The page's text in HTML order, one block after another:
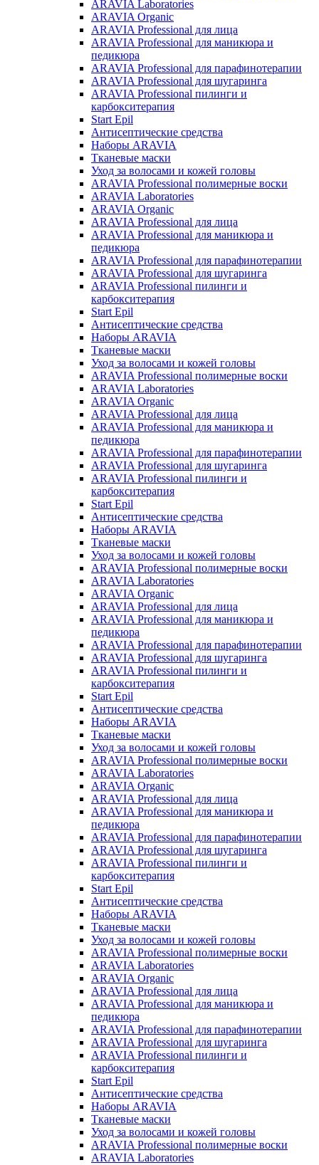
ARAVIA Laboratories
ARAVIA Organic
ARAVIA Professional для лица
ARAVIA Professional для маникюра и
педикюра
ARAVIA Professional для парафинотерапии
ARAVIA Professional для шугаринга
ARAVIA Professional пилинги и
карбокситерапия
Start Epil
Антисептические средства
Наборы ARAVIA
Тканевые маски
Уход за волосами и кожей головы
ARAVIA Professional полимерные воски
ARAVIA Laboratories
ARAVIA Organic
ARAVIA Professional для лица
ARAVIA Professional для маникюра и
педикюра
ARAVIA Professional для парафинотерапии
ARAVIA Professional для шугаринга
ARAVIA Professional пилинги и
карбокситерапия
Start Epil
Антисептические средства
Наборы ARAVIA
Тканевые маски
Уход за волосами и кожей головы
ARAVIA Professional полимерные воски
ARAVIA Laboratories
ARAVIA Organic
ARAVIA Professional для лица
ARAVIA Professional для маникюра и
педикюра
ARAVIA Professional для парафинотерапии
ARAVIA Professional для шугаринга
ARAVIA Professional пилинги и
карбокситерапия
Start Epil
Антисептические средства
Наборы ARAVIA
Тканевые маски
Уход за волосами и кожей головы
ARAVIA Professional полимерные воски
ARAVIA Laboratories
ARAVIA Organic
ARAVIA Professional для лица
ARAVIA Professional для маникюра и
педикюра
ARAVIA Professional для парафинотерапии
ARAVIA Professional для шугаринга
ARAVIA Professional пилинги и
карбокситерапия
Start Epil
Антисептические средства
Наборы ARAVIA
Тканевые маски
Уход за волосами и кожей головы
ARAVIA Professional полимерные воски
ARAVIA Laboratories
ARAVIA Organic
ARAVIA Professional для лица
ARAVIA Professional для маникюра и
педикюра
ARAVIA Professional для парафинотерапии
ARAVIA Professional для шугаринга
ARAVIA Professional пилинги и
карбокситерапия
Start Epil
Антисептические средства
Наборы ARAVIA
Тканевые маски
Уход за волосами и кожей головы
ARAVIA Professional полимерные воски
ARAVIA Laboratories
ARAVIA Organic
ARAVIA Professional для лица
ARAVIA Professional для маникюра и
педикюра
ARAVIA Professional для парафинотерапии
ARAVIA Professional для шугаринга
ARAVIA Professional пилинги и
карбокситерапия
Start Epil
Антисептические средства
Наборы ARAVIA
Тканевые маски
Уход за волосами и кожей головы
ARAVIA Professional полимерные воски
ARAVIA Laboratories